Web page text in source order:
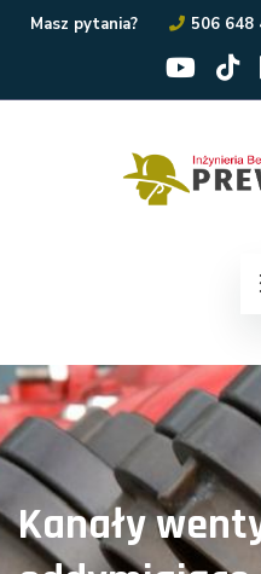
Masz pytania? 506 648
Kanały